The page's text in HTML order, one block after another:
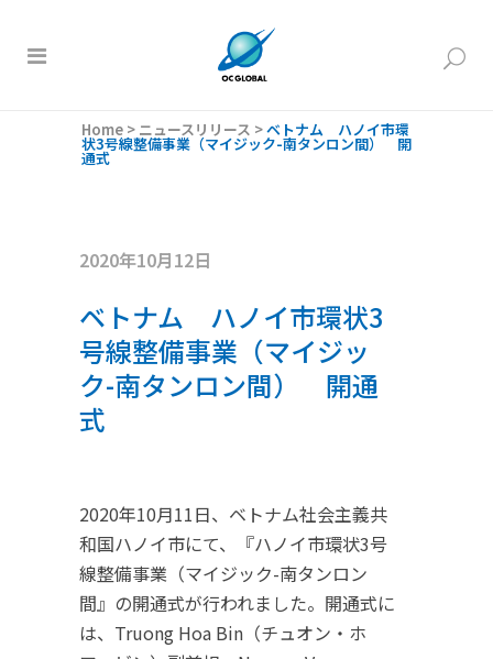
Home > ニュースリリース >ベトナム ハノイ市環
状3号線整備事業（マイジック-南タンロン間） 開
通式
2020年10月12日
ベトナム ハノイ市環状3
号線整備事業（マイジッ
ク-南タンロン間） 開通
式
2020年10月11日、ベトナム社会主義共
和国ハノイ市にて、『ハノイ市環状3号
線整備事業（マイジック-南タンロン
間』の開通式が行われました。開通式に
は、Truong Hoa Bin（チュオン・ホ